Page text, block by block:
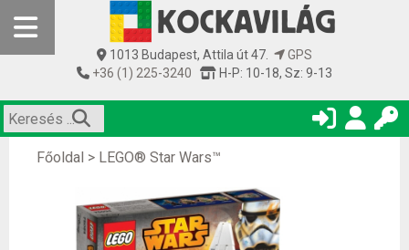
1013 Budapest, Attila út 47.
GPS
+36 (1) 225-3240
H-P: 10-18, Sz: 9-13
Főoldal > LEGO® Star Wars™